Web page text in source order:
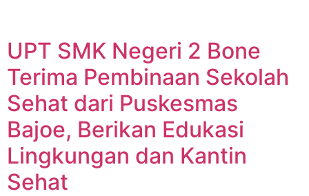
UPT SMK Negeri 2 Bone
Terima Pembinaan Sekolah
Sehat dari Puskesmas
Bajoe, Berikan Edukasi
Lingkungan dan Kantin
Sehat